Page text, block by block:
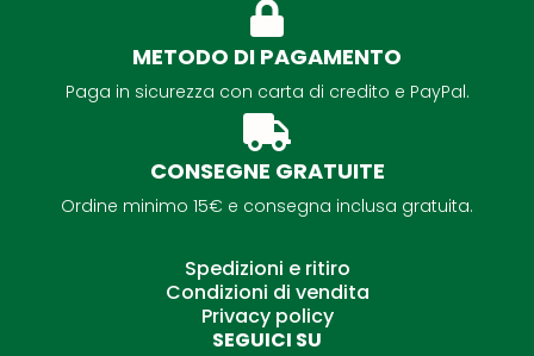
METODO DI PAGAMENTO
Paga in sicurezza con carta di credito e PayPal.
CONSEGNE GRATUITE
Ordine minimo 15€ e consegna inclusa gratuita.
Spedizioni e ritiro
Condizioni di vendita
Privacy policy
SEGUICI SU